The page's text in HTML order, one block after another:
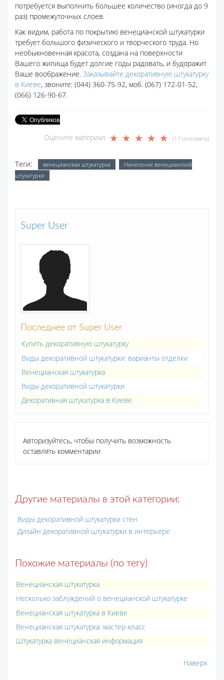
потребуется выполнить большее количество (иногда до 9
раз) промежуточных слоев.
Как видим, работа по покрытию венецианской штукатурки
требует большого физического и творческого труда. Но
необыкновенная красота, создана на поверхности
Вашего жилища будет долгие годы радовать, и будоражит
Ваше воображение. Заказывайте декоративную штукатурку
в Киеве, звоните: (044) 360-75-92, моб. (067) 172-01-52,
(066) 126-90-67.
Оцените материал (1 Голосовать)
Теги: венецианская штукатурка
Нанесение венецианской
штукатурки
Super User
Последнее от Super User
Купить декоративную штукатурку
Виды декоративной штукатурки: варианты отделки
Венецианская штукатурка
Виды декоративной штукатурки
Декоративная штукатурка в Киеве
Авторизуйтесь, чтобы получить возможность
оставлять комментарии
Другие материалы в этой категории:
Виды декоративной штукатурки стен
Дизайн декоративной штукатурки в интерьере
Похожие материалы (по тегу)
Венецианская штукатурка
Несколько заблуждений о венецианской штукатурке
Венецианская штукатурка в Киеве
Венецианская штукатурка: мастер-класс
Штукатурка венецианская информация
Наверх